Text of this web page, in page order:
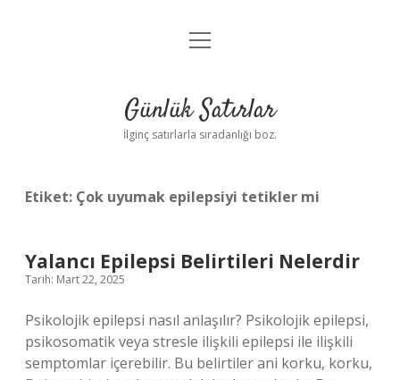
Anasayfa
Yasal Uyarı
menüyü
Günlük Satırlar
İlginç satırlarla sıradanlığı boz.
Etiket: Çok uyumak epilepsiyi tetikler mi
Yalancı Epilepsi Belirtileri Nelerdir
Tarih: Mart 22, 2025
Psikolojik epilepsi nasıl anlaşılır? Psikolojik epilepsi,
psikosomatik veya stresle ilişkili epilepsi ile ilişkili
semptomlar içerebilir. Bu belirtiler ani korku, korku,